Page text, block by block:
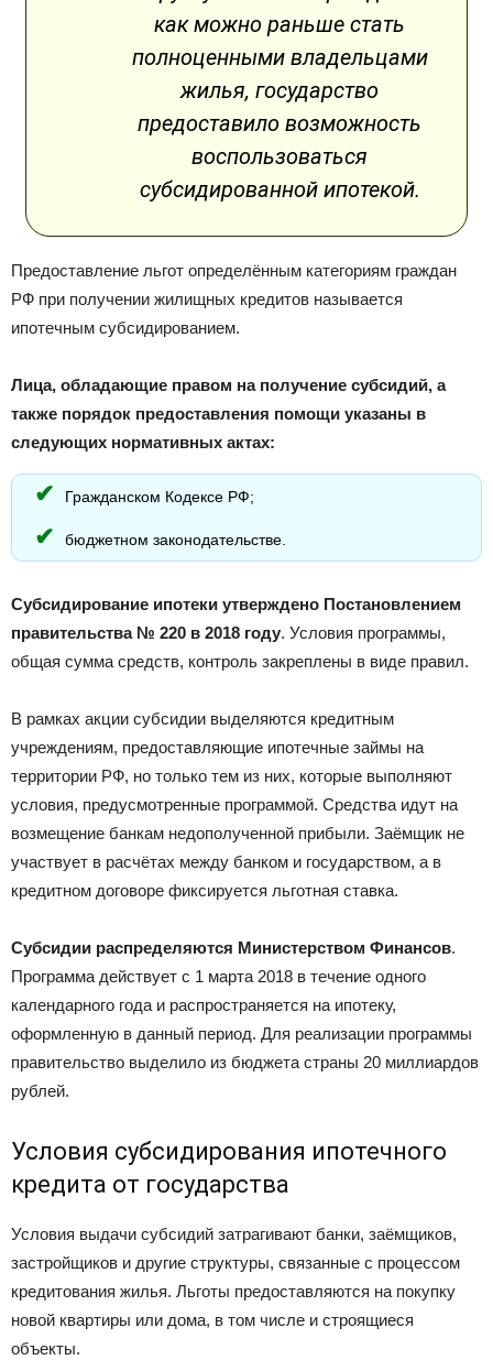
как можно раньше стать
полноценными владельцами
жилья, государство
предоставило возможность
воспользоваться
субсидированной ипотекой.
Предоставление льгот определённым категориям граждан
РФ при получении жилищных кредитов называется
ипотечным субсидированием.
Лица, обладающие правом на получение субсидий, а
также порядок предоставления помощи указаны в
следующих нормативных актах:
Гражданском Кодексе РФ;
бюджетном законодательстве.
Субсидирование ипотеки утверждено Постановлением
правительства № 220 в 2018 году. Условия программы,
общая сумма средств, контроль закреплены в виде правил.
В рамках акции субсидии выделяются кредитным
учреждениям, предоставляющие ипотечные займы на
территории РФ, но только тем из них, которые выполняют
условия, предусмотренные программой. Средства идут на
возмещение банкам недополученной прибыли. Заёмщик не
участвует в расчётах между банком и государством, а в
кредитном договоре фиксируется льготная ставка.
Субсидии распределяются Министерством Финансов.
Программа действует с 1 марта 2018 в течение одного
календарного года и распространяется на ипотеку,
оформленную в данный период. Для реализации программы
правительство выделило из бюджета страны 20 миллиардов
рублей.
Условия субсидирования ипотечного
кредита от государства
Условия выдачи субсидий затрагивают банки, заёмщиков,
застройщиков и другие структуры, связанные с процессом
кредитования жилья. Льготы предоставляются на покупку
новой квартиры или дома, в том числе и строящиеся
объекты.